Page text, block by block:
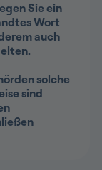
Sie ein
Wort
auch
solche
sind